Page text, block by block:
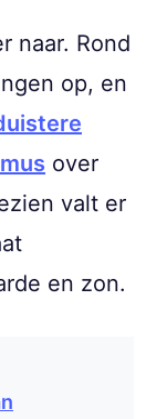
naar. Rond
op, en
over
valt er
en zon.